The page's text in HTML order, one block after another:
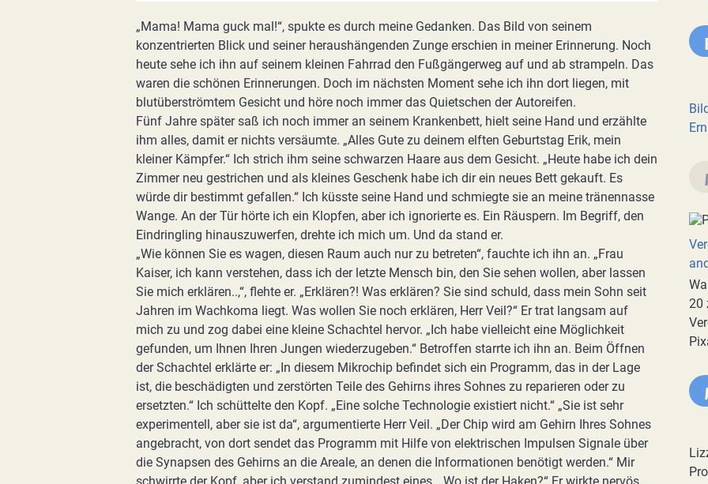
„Mama! Mama guck mal!“, spukte es durch meine Gedanken. Das Bild von seinem
konzentrierten Blick und seiner heraushängenden Zunge erschien in meiner Erinnerung. Noch
heute sehe ich ihn auf seinem kleinen Fahrrad den Fußgängerweg auf und ab strampeln. Das
waren die schönen Erinnerungen. Doch im nächsten Moment sehe ich ihn dort liegen, mit
blutüberströmtem Gesicht und höre noch immer das Quietschen der Autoreifen.
Fünf Jahre später saß ich noch immer an seinem Krankenbett, hielt seine Hand und erzählte
ihm alles, damit er nichts versäumte. „Alles Gute zu deinem elften Geburtstag Erik, mein
kleiner Kämpfer.“ Ich strich ihm seine schwarzen Haare aus dem Gesicht. „Heute habe ich dein
Zimmer neu gestrichen und als kleines Geschenk habe ich dir ein neues Bett gekauft. Es
würde dir bestimmt gefallen.“ Ich küsste seine Hand und schmiegte sie an meine tränennasse
Wange. An der Tür hörte ich ein Klopfen, aber ich ignorierte es. Ein Räuspern. Im Begriff, den
Eindringling hinauszuwerfen, drehte ich mich um. Und da stand er.
„Wie können Sie es wagen, diesen Raum auch nur zu betreten“, fauchte ich ihn an. „Frau
Kaiser, ich kann verstehen, dass ich der letzte Mensch bin, den Sie sehen wollen, aber lassen
Sie mich erklären..,“, flehte er. „Erklären?! Was erklären? Sie sind schuld, dass mein Sohn seit
Jahren im Wachkoma liegt. Was wollen Sie noch erklären, Herr Veil?“ Er trat langsam auf
mich zu und zog dabei eine kleine Schachtel hervor. „Ich habe vielleicht eine Möglichkeit
gefunden, um Ihnen Ihren Jungen wiederzugeben.“ Betroffen starrte ich ihn an. Beim Öffnen
der Schachtel erklärte er: „In diesem Mikrochip befindet sich ein Programm, das in der Lage
ist, die beschädigten und zerstörten Teile des Gehirns ihres Sohnes zu reparieren oder zu
ersetzten.“ Ich schüttelte den Kopf. „Eine solche Technologie existiert nicht.“ „Sie ist sehr
experimentell, aber sie ist da“, argumentierte Herr Veil. „Der Chip wird am Gehirn Ihres Sohnes
angebracht, von dort sendet das Programm mit Hilfe von elektrischen Impulsen Signale über
die Synapsen des Gehirns an die Areale, an denen die Informationen benötigt werden.“ Mir
20